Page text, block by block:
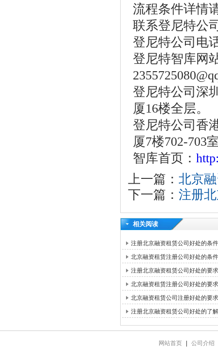
流程条件详情
联系登尼特公
登尼特公司电
登尼特智库网
登尼特公司深
厦16楼全层。
登尼特公司香
厦7楼702-703
智库首页：
上一篇： 北京
下一篇： 注册
相关阅读
注册北京融资租赁公司好处的条件
北京融资租赁注册公司好处的条件
注册北京融资租赁公司好处的要求
北京融资租赁注册公司好处的要求
北京融资租赁公司注册好处的要求
注册北京融资租赁公司好处的了解
网站首页 公司介绍